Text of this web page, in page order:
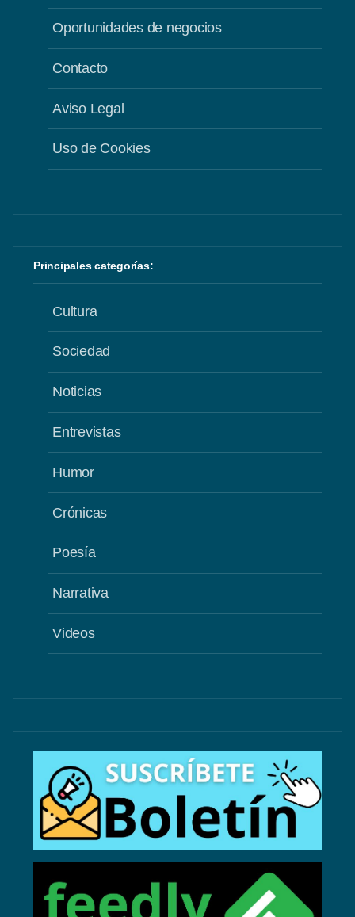
Oportunidades de negocios
Contacto
Aviso Legal
Uso de Cookies
Principales categorías:
Cultura
Sociedad
Noticias
Entrevistas
Humor
Crónicas
Poesía
Narrativa
Videos